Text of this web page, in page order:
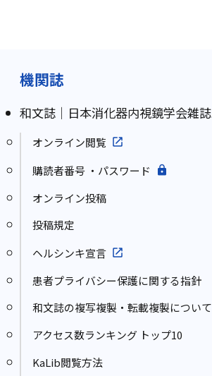
機関誌
和文誌｜日本消化器内視鏡学会雑誌
オンライン閲覧
購読者番号 ・パスワード
オンライン投稿
投稿規定
ヘルシンキ宣言
患者プライバシー保護に関する指針
和文誌の複写複製・転載複製について
アクセス数ランキング トップ10
KaLib閲覧方法